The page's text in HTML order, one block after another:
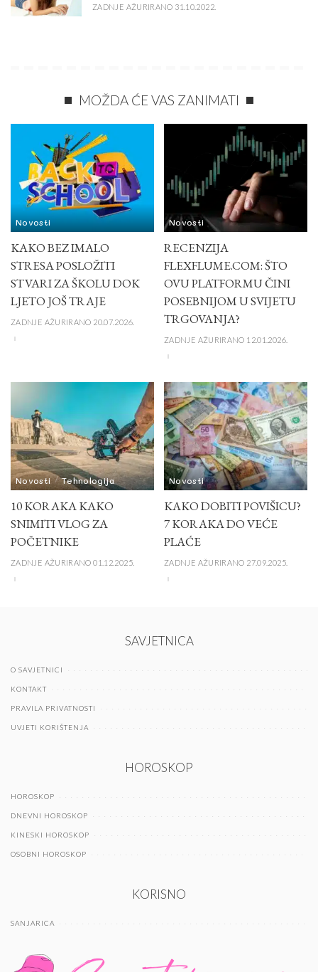
ZADNJE AŽURIRANO 31.10.2022.
MOŽDA ĆE VAS ZANIMATI
Novosti
KAKO BEZ IMALO
STRESA POSLOŽITI
STVARI ZA ŠKOLU DOK
LJETO JOŠ TRAJE
ZADNJE AŽURIRANO 20.07.2026.
Novosti
RECENZIJA
FLEXFLUME.COM: ŠTO
OVU PLATFORMU ČINI
POSEBNIJOM U SVIJETU
TRGOVANJA?
ZADNJE AŽURIRANO 12.01.2026.
Novosti Tehnologija
10 KORAKA KAKO
SNIMITI VLOG ZA
POČETNIKE
ZADNJE AŽURIRANO 01.12.2025.
Novosti
KAKO DOBITI POVIŠICU?
7 KORAKA DO VEĆE
PLAĆE
ZADNJE AŽURIRANO 27.09.2025.
SAVJETNICA
O SAVJETNICI
KONTAKT
PRAVILA PRIVATNOSTI
UVJETI KORIŠTENJA
HOROSKOP
HOROSKOP
DNEVNI HOROSKOP
KINESKI HOROSKOP
OSOBNI HOROSKOP
KORISNO
SANJARICA